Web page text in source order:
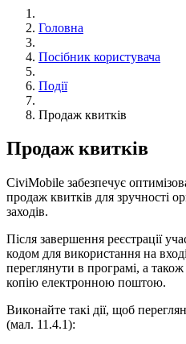
Головна
Посібник користувача
Події
Продаж квитків
Продаж квитків
CiviMobile забезпечує
продаж квитків для зручності
заходів.
Після завершення реєстрації
кодом для використання на
переглянути в програмі, а
копію електронною поштою.
Виконайте такі дії, щоб
(мал. 11.4.1):